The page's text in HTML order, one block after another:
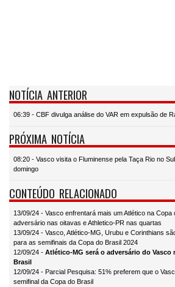
NOTÍCIA ANTERIOR
06:39 - CBF divulga análise do VAR em expulsão de
PRÓXIMA NOTÍCIA
08:20 - Vasco visita o Fluminense pela Taça Rio no
domingo
CONTEÚDO RELACIONADO
13/09/24 - Vasco enfrentará mais um Atlético na Copa
adversário nas oitavas e Athletico-PR nas quartas
13/09/24 - Vasco, Atlético-MG, Urubu e Corinthians
para as semifinais da Copa do Brasil 2024
12/09/24 - Atlético-MG será o adversário do Vasco
Brasil
12/09/24 - Parcial Pesquisa: 51% preferem que o
semifinal da Copa do Brasil